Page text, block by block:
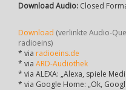
Download Audio: Closed
Download (verlinkte Audio-
radioeins)
* via radioeins.de
* via ARD-Audiothek
* via ALEXA: „Alexa, spiele
* via Google Home: „Ok,